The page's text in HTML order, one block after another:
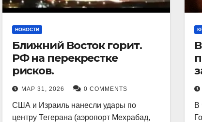
НОВОСТИ
Ближний Восток горит.
РФ на перекрестке
рисков.
МАР 31, 2026 0 COMMENTS
США и Израиль нанесли удары по
центру Тегерана (аэропорт Мехрабад,
В